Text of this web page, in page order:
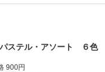
ステル・アソート ６色
900円